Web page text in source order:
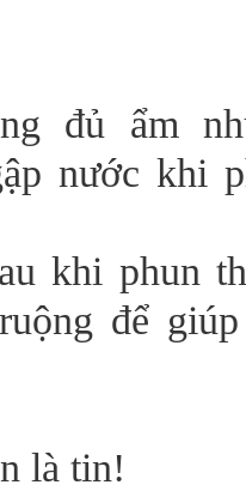
đủ ẩm
nước khi
khi phun
để
là tin!